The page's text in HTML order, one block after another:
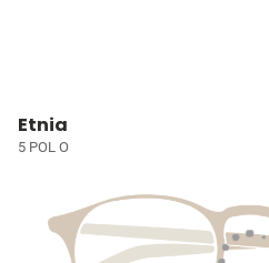
Etnia
5 POL O